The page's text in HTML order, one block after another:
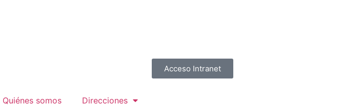
Acceso Intranet
Quiénes somos Direcciones